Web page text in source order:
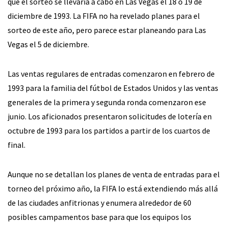
diciembre de 1993. La FIFA no ha revelado planes para el
sorteo de este año, pero parece estar planeando para Las
Vegas el 5 de diciembre.
Las ventas regulares de entradas comenzaron en febrero de
1993 para la familia del fútbol de Estados Unidos y las ventas
generales de la primera y segunda ronda comenzaron ese
junio. Los aficionados presentaron solicitudes de lotería en
octubre de 1993 para los partidos a partir de los cuartos de
final.
Aunque no se detallan los planes de venta de entradas para el
torneo del próximo año, la FIFA lo está extendiendo más allá
de las ciudades anfitrionas y enumera alrededor de 60
posibles campamentos base para que los equipos los